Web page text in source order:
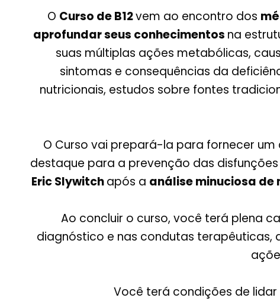
O Curso de B12vem ao encontro dos
aprofundar seus conhecimentos na
suas múltiplas ações metabólicas,
sintomas e consequências da
nutricionais, estudos sobre fontes
O Curso vai prepará-la para fornecer
destaque para a prevenção das
Eric Slywitchapós a análise minuciosa
Ao concluir o curso, você terá plena
diagnóstico e nas condutas terapêuticas,
Você terá condições de